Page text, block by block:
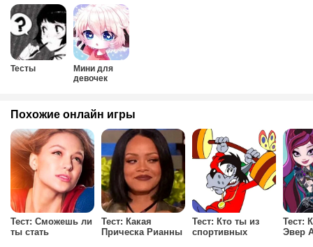
Тесты
Мини для
девочек
Похожие онлайн игры
Тест: Сможешь ли
ты стать
Тест: Какая
Прическа Рианны
Тест: Кто ты из
спортивных
Тест:
Эвер